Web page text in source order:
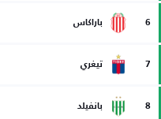
6 باراكاس
7 تيغري
8 بانفيلد